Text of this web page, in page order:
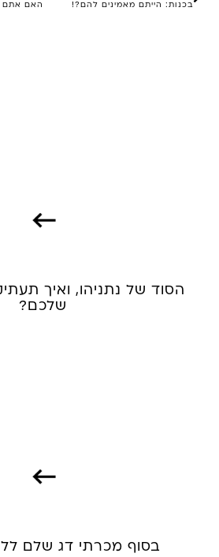
בכנות: הייתם מאמינים להם?!
הסוד של נתניהו, ואיך
שלכם?
בסוף מכרתי דג שלם